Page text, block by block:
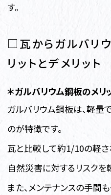
す。
□瓦からガルバリ
リットとデメリット
＊ガルバリウム鋼板のメリ
ガルバリウム鋼板は、軽量
のが特徴です。
瓦と比較して約1/10の軽
自然災害に対するリスクを
また、メンテナンスの手間